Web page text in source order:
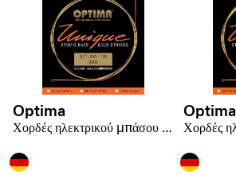
Optima
Χορδές ηλεκτρικού μπάσου Χορδές Unique Studio Gold
Optima